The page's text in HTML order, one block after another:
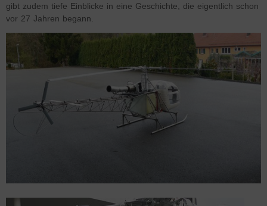
gibt zudem tiefe Einblicke in eine Geschichte, die eigentlich schon
vor 27 Jahren begann.